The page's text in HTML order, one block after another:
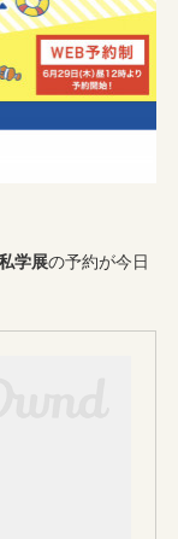
学展の予約が今日